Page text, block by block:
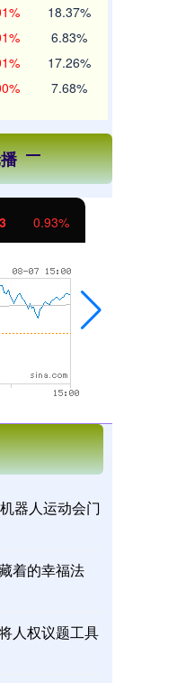
18.37%
6.83%
17.26%
7.68%
0.93%
器人运动会门
着的幸福法
人权议题工具